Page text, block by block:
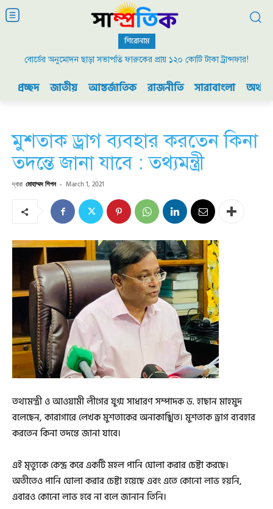
শিরোনাম
বোর্ডের অনুমোদন ছাড়া সভাপতি ফারুকের প্রায় ১২০ কোটি টাকা ট্রান্সফার!
প্রচ্ছদ জাতীয় আন্তর্জাতিক রাজনীতি সারাবাংলা
মুশতাক ড্রাগ ব্যবহার করতেন কিনা
তদন্তে জানা যাবে : তথ্যমন্ত্রী
দ্বারা মোহাম্মদ শিপন - March 1, 2021
তথ্যমন্ত্রী ও আওয়ামী লীগের যুগ্ম সাধারণ সম্পাদক ড. হাছান মাহমুদ
বলেছেন, কারাগারে লেখক মুশতাকের অনাকাঙ্খিত। মুশতাক ড্রাগ ব্যবহার
করতেন কিনা তদন্তে জানা যাবে।
এই মৃত্যুকে কেন্দ্র করে একটি মহল পানি ঘোলা করার চেষ্টা করছে।
অতীতেও পানি ঘোলা করার চেষ্টা হয়েছে এবং এতে কোনো লাভ হয়নি,
এবারও কোনো লাভ হবে না বলে জানান তিনি।